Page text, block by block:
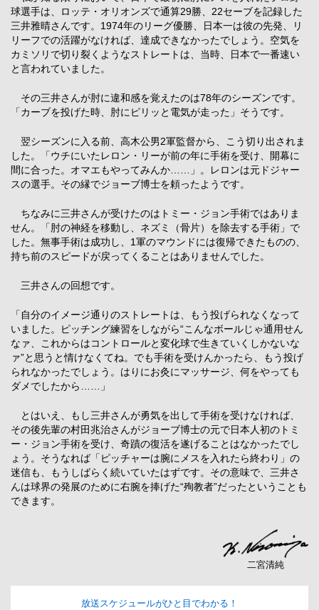
球選手は、ロッテ・オリオンズで通算29勝、22セーブを記録した
三井雅晴さんです。1974年のリーグ優勝、日本一は彼の先発、リ
リーフでの活躍がなければ、達成できなかったでしょう。空気を
カミソリで切り裂くようなストレートは、当時、日本で一番速い
と言われていました。
その三井さんが肘に違和感を覚えたのは78年のシーズンです。
「カーブを投げた時、肘にピリッと電気が走った」そうです。
翌シーズンに入る前、高木公男2軍監督から、こう切り出されま
した。「ウチにいたレロン・リーが前の年に手術を受け、開幕に
間に合った。オマエもやってみんか……」。レロンは元ドジャー
スの選手。その縁でジョーブ博士を頼ったようです。
ちなみに三井さんが受けたのはトミー・ジョン手術ではありま
せん。「肘の神経を移動し、ネズミ（骨片）を除去する手術」で
した。無事手術は成功し、1軍のマウンドには復帰できたものの、
持ち前のスピードが戻ってくることはありませんでした。
三井さんの回想です。
「自分のイメージ通りのストレートは、もう投げられなくなって
いました。ピッチング練習をしながら“こんなボールじゃ通用せん
なァ、これからはコントロールと変化球で生きていくしかないな
ァ”と思うと情けなくてね。でも手術を受けんかったら、もう投げ
られなかったでしょう。はりにお灸にマッサージ、何をやっても
ダメでしたから……」
とはいえ、もし三井さんが勇気を出して手術を受けなければ、
その後先輩の村田兆治さんがジョーブ博士の元で日本人初のトミ
ー・ジョン手術を受け、奇蹟の復活を遂げることはなかったでし
ょう。そうなれば「ピッチャーは腕にメスを入れたら終わり」の
迷信も、もうしばらく続いていたはずです。その意味で、三井さ
んは球界の発展のために右腕を捧げた“殉教者”だったということも
できます。
二宮清純
放送スケジュールがひと目でわかる！